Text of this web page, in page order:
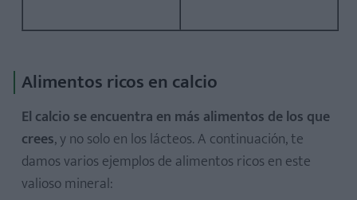
Alimentos ricos en calcio
El calcio se encuentra en más alimentos de los que
crees, y no solo en los lácteos. A continuación, te
damos varios ejemplos de alimentos ricos en este
valioso mineral: